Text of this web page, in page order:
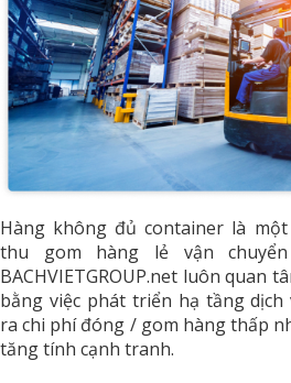
Hàng không đủ container là
thu gom hàng lẻ vận
BACHVIETGROUP.net luôn quan
bằng việc phát triển hạ tầng
ra chi phí đóng / gom hàng thấp
tăng tính cạnh tranh.